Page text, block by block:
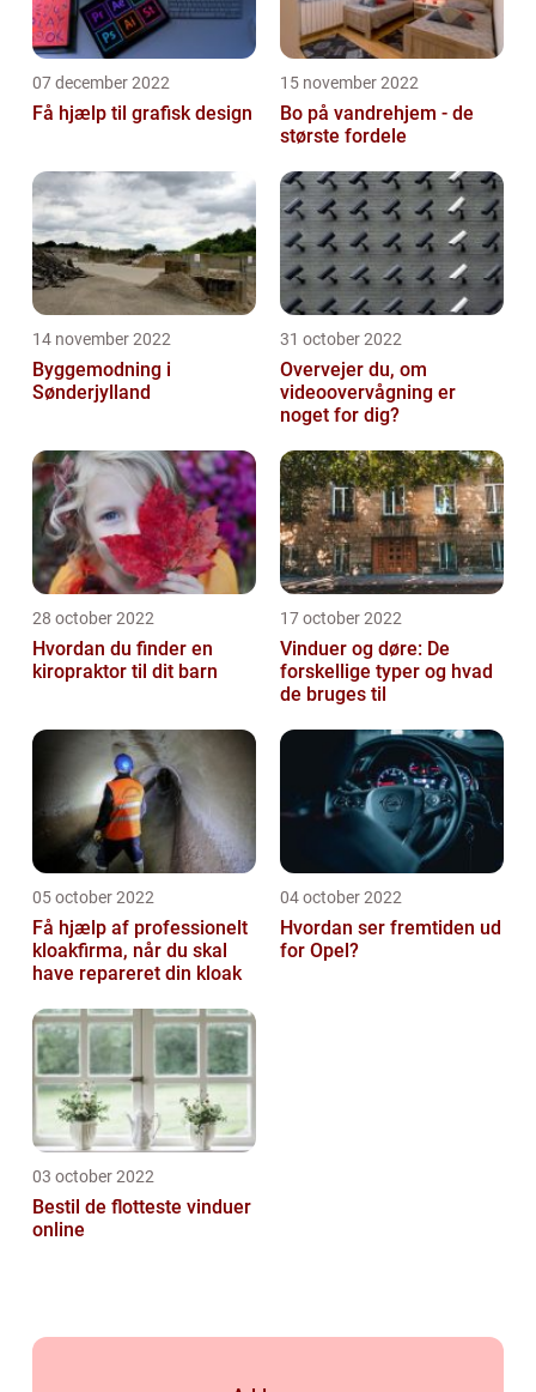
07 december 2022
Få hjælp til grafisk design
15 november 2022
Bo på vandrehjem - de
største fordele
14 november 2022
Byggemodning i
Sønderjylland
31 october 2022
Overvejer du, om
videoovervågning er
noget for dig?
28 october 2022
Hvordan du finder en
kiropraktor til dit barn
17 october 2022
Vinduer og døre: De
forskellige typer og hvad
de bruges til
05 october 2022
Få hjælp af professionelt
kloakfirma, når du skal
have repareret din kloak
04 october 2022
Hvordan ser fremtiden ud
for Opel?
03 october 2022
Bestil de flotteste vinduer
online